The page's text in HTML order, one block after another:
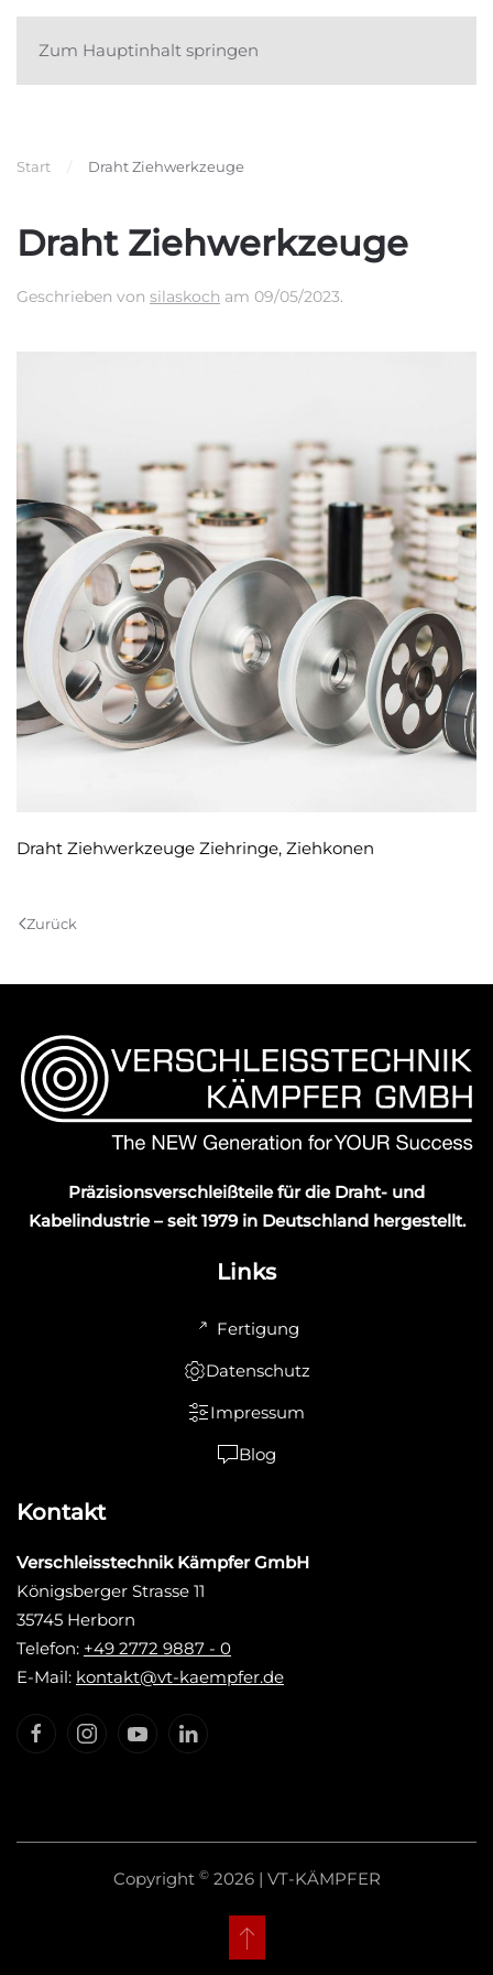
Zum Hauptinhalt springen
Start Draht Ziehwerkzeuge
Draht Ziehwerkzeuge
Geschrieben von silaskoch am 09/05/2023.
Draht Ziehwerkzeuge Ziehringe, Ziehkonen
Zurück
Präzisionsverschleißteile für die Draht- und
Kabelindustrie – seit 1979 in Deutschland hergestellt.
Links
Fertigung
Datenschutz
Impressum
Blog
Kontakt
Verschleisstechnik Kämpfer GmbH
Königsberger Strasse 11
35745 Herborn
Telefon: +49 2772 9887 - 0
E-Mail: kontakt@vt-kaempfer.de
Copyright ©2026 | VT-KÄMPFER